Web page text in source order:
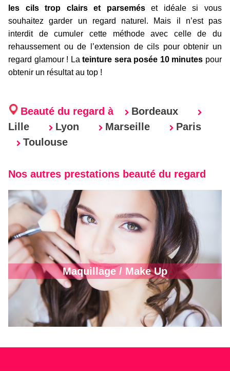
les cils trop clairs et parseméset idéale si vous
souhaitez garder un regard naturel. Mais il n’est pas
interdit de cumuler cette méthode avec celle de du
rehaussement ou de l’extension de cils pour obtenir un
regard glamour ! Lateinture sera posée 10 minutes pour
obtenir un résultat au top !
Beauté du regard à
Bordeaux
Lille
Lyon Marseille
Paris
Toulouse
Nos autres prestations beauté du regard
Maquillage / Make Up